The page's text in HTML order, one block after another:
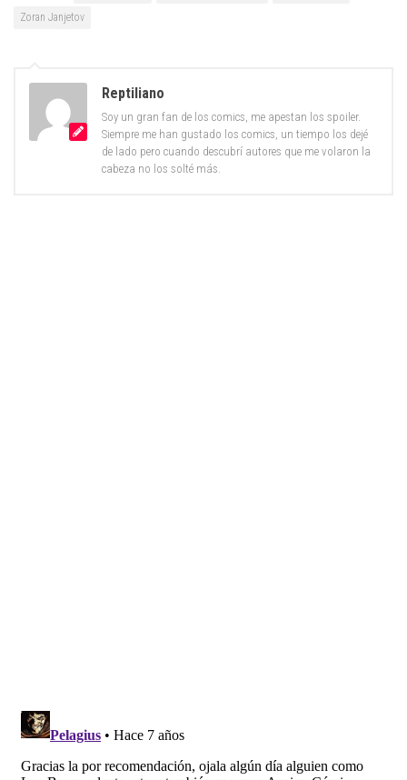
Zoran Janjetov
Reptiliano
Soy un gran fan de los comics, me apestan los spoiler.
Siempre me han gustado los comics, un tiempo los dejé
de lado pero cuando descubrí autores que me volaron la
cabeza no los solté más.